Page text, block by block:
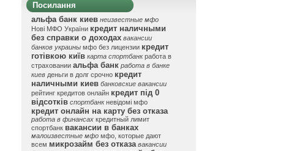
Посилання
альфа банк киев неизвестные мфо
Нові МФО України кредит наличными
без справки о доходах вакансии
банков украины мфо без лицензии кредит
готівкою київ карта спортбанк работа в
страховании альфа банк работа в банке
киев деньги в долг срочно кредит
наличными киев банковские вакансии
рейтинг кредитов онлайн кредит під 0
відсотків спортбанк невідомі мфо
кредит онлайн на карту без отказа
работа в финансах кредитный лимит
спортбанк вакансии в банках
малоизвестные мфо мфо, которые дают
всем микрозайм без отказа вакансии